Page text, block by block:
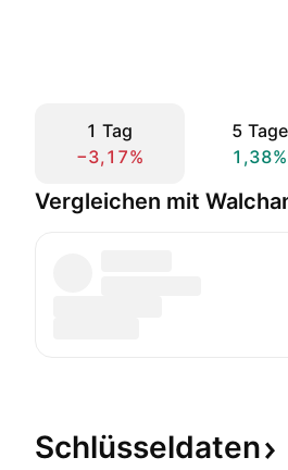
1 Tag
−3,17%
5 Tage
1,38%
Vergleichen mit
Schlüsseldaten